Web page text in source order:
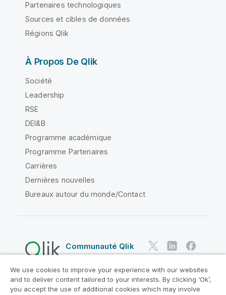
Partenaires technologiques
Sources et cibles de données
Régions Qlik
À Propos De Qlik
Société
Leadership
RSE
DEI&B
Programme académique
Programme Partenaires
Carrières
Dernières nouvelles
Bureaux autour du monde/Contact
Communauté Qlik
Contrats juridiques
Conditions d'utilisation des produits
We use cookies to improve your experience with our websites
and to deliver content tailored to your interests. By clicking ‘Ok’,
you accept the use of additional cookies which may involve